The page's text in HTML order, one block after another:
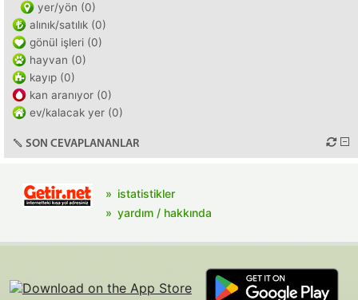
yer/yön (0)
alınık/satılık (0)
gönül işleri (0)
hayvan (0)
kayıp (0)
kan aranıyor (0)
ev/kalacak yer (0)
SON CEVAPLANANLAR
istatistikler
yardım / hakkında